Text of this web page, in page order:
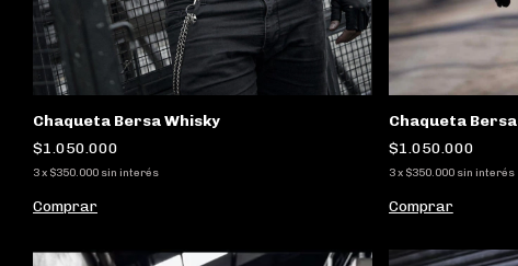
Chaqueta Bersa Whisky
$1.050.000
3x $350.000 sin interés
Comprar
Chaqueta Bersa
$1.050.000
3x $350.000 sin interés
Comprar